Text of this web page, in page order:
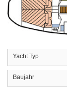
Yacht Typ
Baujahr